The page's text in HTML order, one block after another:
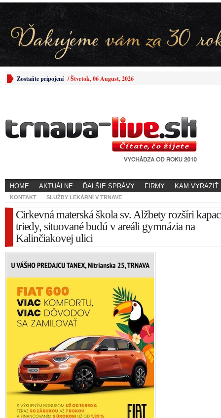
Zostaňte pripojení /Štvrtok, 06 August, 2026
HOME AKTUÁLNE ĎALŠIE SPRÁVY FIRMY KAM VYRAZIŤ
KONTAKT SLUŽBY LEKÁRNÍ V TRNAVE
Cirkevná materská škola sv. Alžbety rozšíri
triedy, situované budú v areáli gymnázia na
Kalinčiakovej ulici